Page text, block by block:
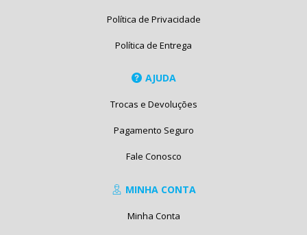
Política de Privacidade
Política de Entrega
AJUDA
Trocas e Devoluções
Pagamento Seguro
Fale Conosco
MINHA CONTA
Minha Conta